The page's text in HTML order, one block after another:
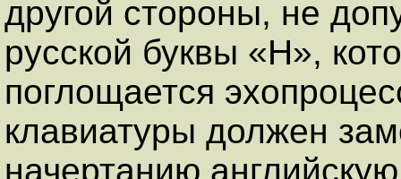
другой стороны, не
русской буквы «H»,
поглощается
клавиатуры должен
начертанию